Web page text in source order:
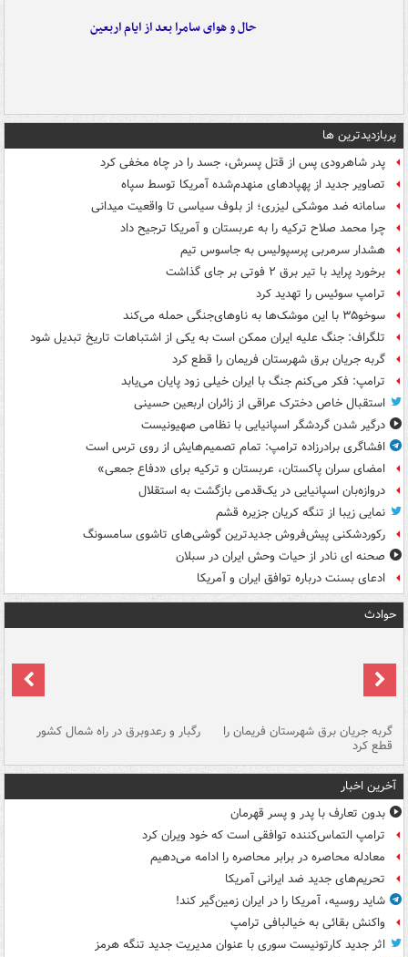
حال و هوای سامرا بعد از ایام اربعین
پربازدیدترین ها
پدر شاهرودی پس از قتل پسرش، جسد را در چاه مخفی کرد
تصاویر جدید از پهپادهای منهدم‌شده آمریکا توسط سپاه
سامانه ضد موشکی لیزری؛ از بلوف سیاسی تا واقعیت میدانی
چرا محمد صلاح ترکیه را به عربستان و آمریکا ترجیح داد
هشدار سرمربی پرسپولیس به جاسوس تیم
برخورد پراید با تیر برق ۲ فوتی بر جای گذاشت
ترامپ سوئیس را تهدید کرد
سوخو۳۵ با این موشک‌ها به ناوهای‌جنگی حمله می‌کند
تلگراف: جنگ علیه ایران ممکن است به یکی از اشتباهات تاریخ تبدیل شود
گربه جریان برق شهرستان فریمان را قطع کرد
ترامپ: فکر می‌کنم جنگ با ایران خیلی زود پایان می‌یابد
استقبال خاص دخترک عراقی از زائران اربعین حسینی
درگیر شدن گردشگر اسپانیایی با نظامی صهیونیست
افشاگری برادرزاده ترامپ: تمام تصمیم‌هایش از روی ترس است
امضای سران پاکستان، عربستان و ترکیه برای «دفاع جمعی»
دروازه‌بان اسپانیایی در یک‌قدمی بازگشت به استقلال
نمایی زیبا از تنگه کریان جزیره قشم
رکوردشکنی پیش‌فروش جدیدترین گوشی‌های تاشوی سامسونگ
صحنه ای نادر از حیات وحش ایران در سبلان
ادعای بسنت درباره توافق ایران و آمریکا
حوادث
گربه جریان برق شهرستان فریمان را
قطع کرد
رگبار و رعدوبرق در راه شمال کشور
آخرین اخبار
بدون تعارف با پدر و پسر قهرمان
ترامپ التماس‌کننده توافقی است که خود ویران کرد
معادله محاصره در برابر محاصره را ادامه می‌دهیم
تحریم‌های جدید ضد ایرانی آمریکا
شاید روسیه، آمریکا را در ایران زمین‌گیر کند!
واکنش بقائی به خیالبافی ترامپ
اثر جدید کارتونیست سوری با عنوان مدیریت جدید تنگه هرمز